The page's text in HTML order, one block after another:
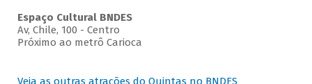
Espaço Cultural BNDES
Av, Chile, 100 - Centro
Próximo ao metrô Carioca